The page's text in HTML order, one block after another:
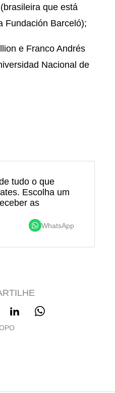
que está
Fundación Barceló);
e Franco Andrés
Nacional de
tudo o que
Escolha um
as
WhatsApp